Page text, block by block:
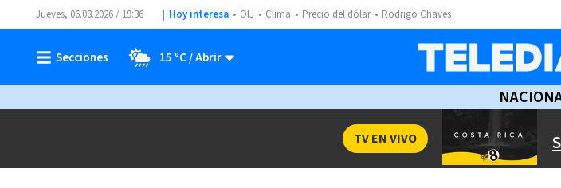
Jueves, 06.08.2026 / 19:36 Hoy interesa OIJ Clima Precio del dólar Rodrigo Chaves
15 ºC
TV EN VIVO